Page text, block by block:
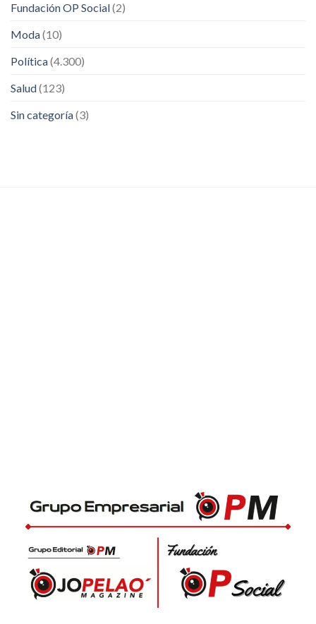
Fundación OP Social(2)
Moda(10)
Política(4.300)
Salud(123)
Sin categoría(3)